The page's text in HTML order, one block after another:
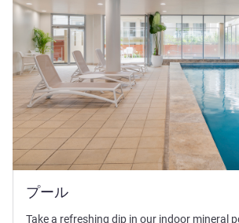
プール
Take a refreshing dip in our indoor mineral